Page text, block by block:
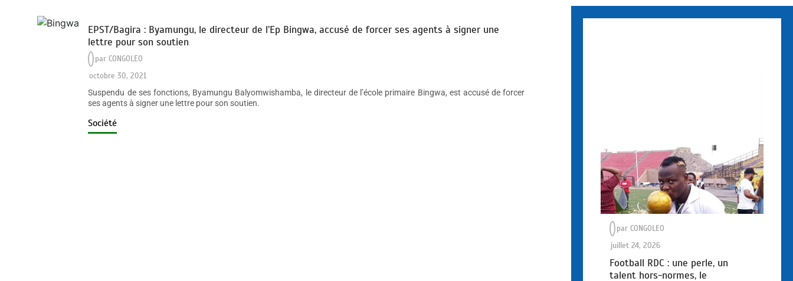
EPST/Bagira : Byamungu, le directeur de l’Ep Bingwa, accusé de forcer ses agents à signer une
lettre pour son soutien
parCONGOLEO
octobre 30, 2021
Suspendu de ses fonctions, Byamungu Balyomwishamba, le directeur de l’école primaire Bingwa, est accusé de forcer
ses agents à signer une lettre pour son soutien.
Société
par CONGOLEO
juillet 24, 2026
Football RDC : une perle, un
talent hors-normes, le